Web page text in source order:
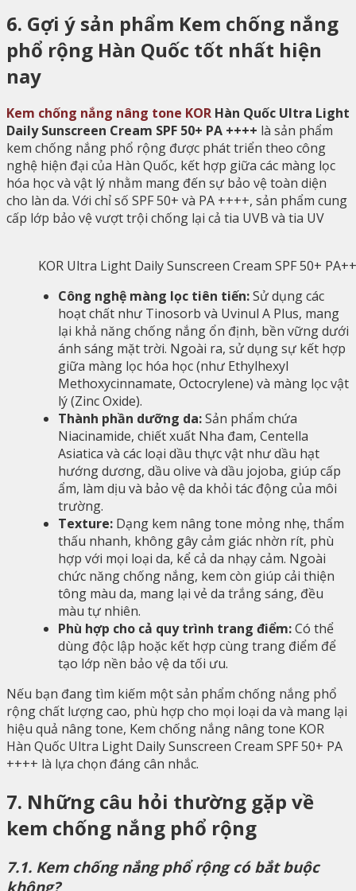
6. Gợi ý sản phẩm Kem chống nắng
phổ rộng Hàn Quốc tốt nhất hiện
nay
Kem chống nắng nâng tone KOR Hàn Quốc Ultra Light
Daily Sunscreen Cream SPF 50+ PA ++++ là sản phẩm
kem chống nắng phổ rộng được phát triển theo công
nghệ hiện đại của Hàn Quốc, kết hợp giữa các màng lọc
hóa học và vật lý nhằm mang đến sự bảo vệ toàn diện
cho làn da. Với chỉ số SPF 50+ và PA ++++, sản phẩm cung
cấp lớp bảo vệ vượt trội chống lại cả tia UVB và tia UV
KOR Ultra Light Daily Sunscreen Cream SPF 50+
Công nghệ màng lọc tiên tiến:Sử dụng các
hoạt chất như Tinosorb và Uvinul A Plus, mang
lại khả năng chống nắng ổn định, bền vững dưới
ánh sáng mặt trời. Ngoài ra, sử dụng sự kết hợp
giữa màng lọc hóa học (như Ethylhexyl
Methoxycinnamate, Octocrylene) và màng lọc vật
lý (Zinc Oxide).
Thành phần dưỡng da:Sản phẩm chứa
Niacinamide, chiết xuất Nha đam, Centella
Asiatica và các loại dầu thực vật như dầu hạt
hướng dương, dầu olive và dầu jojoba, giúp cấp
ẩm, làm dịu và bảo vệ da khỏi tác động của môi
trường.
Texture: Dạng kem nâng tone mỏng nhẹ, thẩm
thấu nhanh, không gây cảm giác nhờn rít, phù
hợp với mọi loại da, kể cả da nhạy cảm. Ngoài
chức năng chống nắng, kem còn giúp cải thiện
tông màu da, mang lại vẻ da trắng sáng, đều
màu tự nhiên.
Phù hợp cho cả quy trình trang điểm:Có thể
dùng độc lập hoặc kết hợp cùng trang điểm để
tạo lớp nền bảo vệ da tối ưu.
Nếu bạn đang tìm kiếm một sản phẩm chống nắng phổ
rộng chất lượng cao, phù hợp cho mọi loại da và mang lại
hiệu quả nâng tone, Kem chống nắng nâng tone KOR
Hàn Quốc Ultra Light Daily Sunscreen Cream SPF 50+ PA
++++ là lựa chọn đáng cân nhắc.
7. Những câu hỏi thường gặp về
kem chống nắng phổ rộng
7.1. Kem chống nắng phổ rộng có bắt buộc
không?